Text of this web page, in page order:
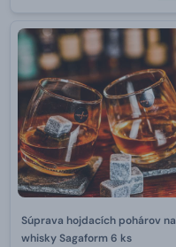
Súprava hojdacích pohárov na
whisky Sagaform 6 ks